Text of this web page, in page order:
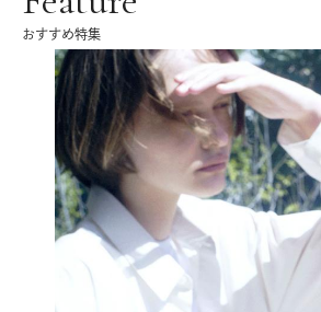
おすすめ特集